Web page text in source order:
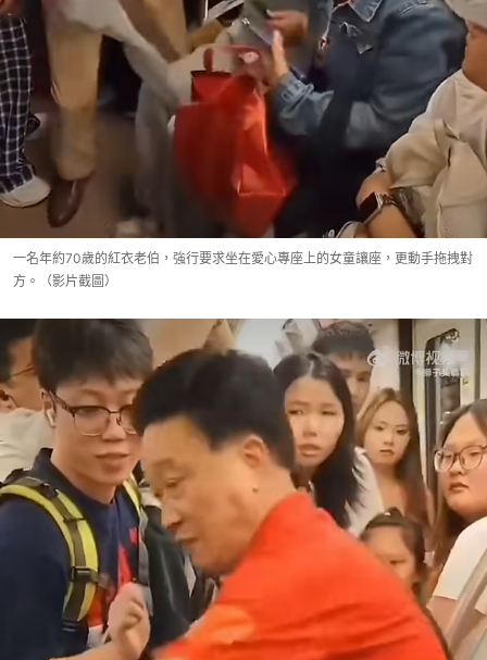
一名年約70歲的紅衣老伯，強行要求坐在愛心專座上的女童讓座，更動手拖拽對
方。（影片截圖）